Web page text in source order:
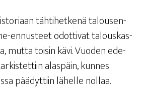
täh­ti­het­ke­nä talous­en­
ennus­teet odot­ti­vat talous­kas­
mut­ta toi­sin kävi. Vuo­den ede­
alas­päin, kun­nes
pää­dyt­tiin lähel­le nollaa.